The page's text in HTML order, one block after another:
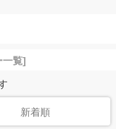
一覧]
新着順